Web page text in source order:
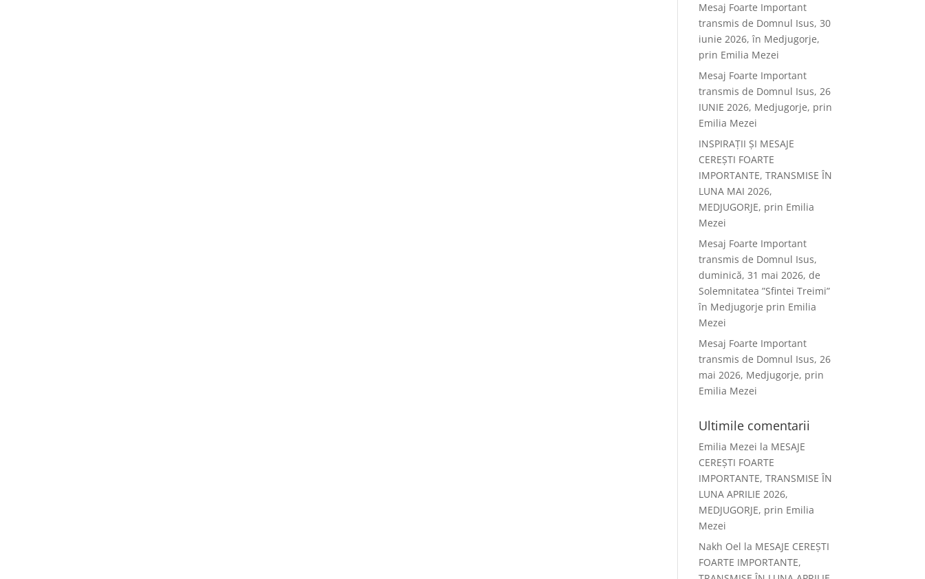
Mesaj Foarte Important
transmis de Domnul Isus, 30
iunie 2026, în Medjugorje,
prin Emilia Mezei
Mesaj Foarte Important
transmis de Domnul Isus, 26
IUNIE 2026, Medjugorje, prin
Emilia Mezei
INSPIRAȚII ȘI MESAJE
CEREȘTI FOARTE
IMPORTANTE, TRANSMISE ÎN
LUNA MAI 2026,
MEDJUGORJE, prin Emilia
Mezei
Mesaj Foarte Important
transmis de Domnul Isus,
duminică, 31 mai 2026, de
Solemnitatea ”Sfintei Treimi”
în Medjugorje prin Emilia
Mezei
Mesaj Foarte Important
transmis de Domnul Isus, 26
mai 2026, Medjugorje, prin
Emilia Mezei
Ultimile comentarii
Emilia Mezei la MESAJE
CEREȘTI FOARTE
IMPORTANTE, TRANSMISE ÎN
LUNA APRILIE 2026,
MEDJUGORJE, prin Emilia
Mezei
Nakh Oel la MESAJE CEREȘTI
FOARTE IMPORTANTE,